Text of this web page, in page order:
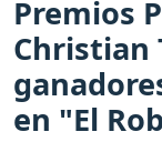
Premios
Christian
en "El